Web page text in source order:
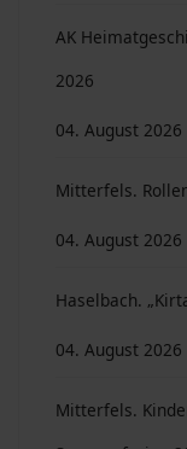
AK
2026
04. August 2026
Mitterfels.
04. August 2026
Haselbach.
04. August 2026
Mitterfels.